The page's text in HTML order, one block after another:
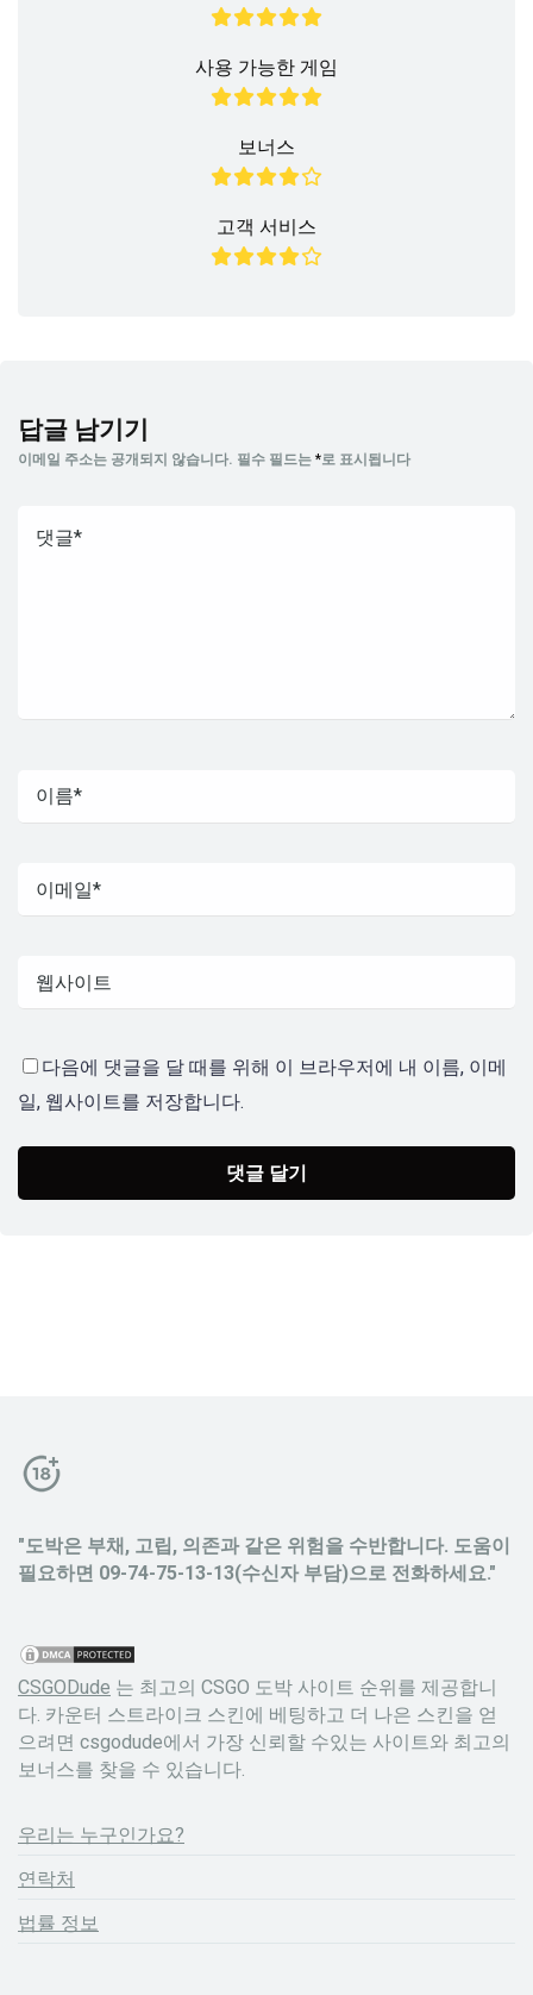
사용 가능한 게임
보너스
고객 서비스
답글 남기기
이메일 주소는 공개되지 않습니다. 필수 필드는 *로 표시됩니다
다음에 댓글을 달 때를 위해 이 브라우저에 내 이름, 이메
일, 웹사이트를 저장합니다.
"도박은 부채, 고립, 의존과 같은 위험을 수반합니다. 도움이
필요하면 09-74-75-13-13(수신자 부담)으로 전화하세요."
CSGODude 는 최고의 CSGO 도박 사이트 순위를 제공합니
다. 카운터 스트라이크 스킨에 베팅하고 더 나은 스킨을 얻
으려면 csgodude에서 가장 신뢰할 수있는 사이트와 최고의
보너스를 찾을 수 있습니다.
우리는 누구인가요?
연락처
법률 정보